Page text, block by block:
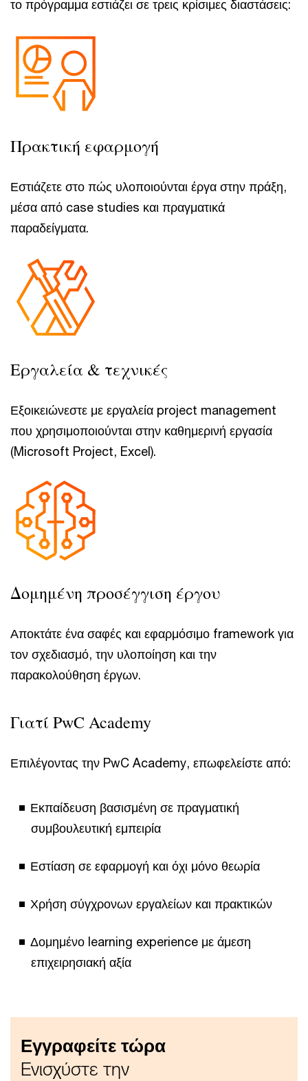
το πρόγραμμα εστιάζει σε τρεις κρίσιμες διαστάσεις:
Πρακτική εφαρμογή
Εστιάζετε στο πώς υλοποιούνται έργα στην πράξη,
μέσα από case studies και πραγματικά
παραδείγματα.
Εργαλεία & τεχνικές
Εξοικειώνεστε με εργαλεία project management
που χρησιμοποιούνται στην καθημερινή εργασία
(Microsoft Project, Excel).
Δομημένη προσέγγιση έργου
Αποκτάτε ένα σαφές και εφαρμόσιμο framework για
τον σχεδιασμό, την υλοποίηση και την
παρακολούθηση έργων.
Γιατί PwC Academy
Επιλέγοντας την PwC Academy, επωφελείστε από:
Εκπαίδευση βασισμένη σε πραγματική
συμβουλευτική εμπειρία
Εστίαση σε εφαρμογή και όχι μόνο θεωρία
Χρήση σύγχρονων εργαλείων και πρακτικών
Δομημένο learning experience με άμεση
επιχειρησιακή αξία
Εγγραφείτε τώρα
Ενισχύστε την